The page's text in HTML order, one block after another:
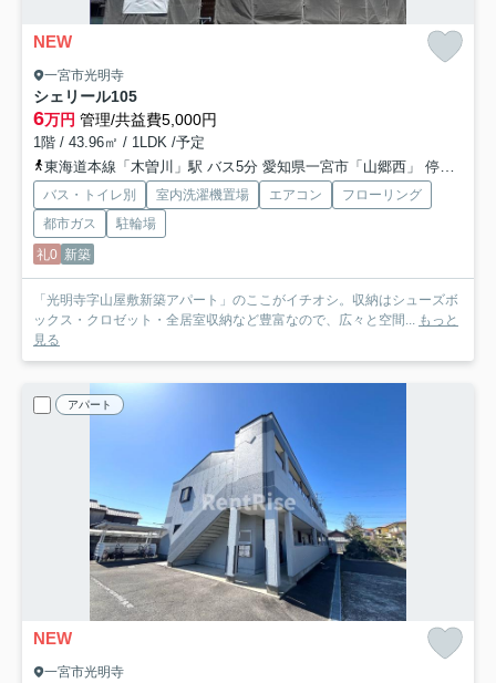
NEW
一宮市光明寺
シェリール105
6万円 管理/共益費5,000円
1階 / 43.96㎡ / 1LDK /予定
東海道本線「木曽川」駅 バス5分 愛知県一宮市「山郷西」 停歩12分
バス・トイレ別 室内洗濯機置場 エアコン
フローリング
都市ガス
駐輪場
礼0 新築
「光明寺字山屋敷新築アパート」のここがイチオシ。収納はシューズボ
ックス・クロゼット・全居室収納など豊富なので、広々と空間... もっと
見る
アパート
NEW
一宮市光明寺